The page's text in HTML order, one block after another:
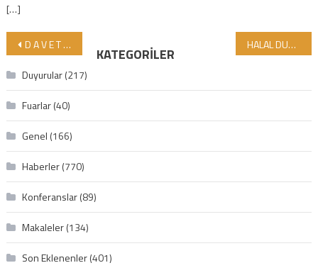
[…]
Yazı gezinmesi
D A V E T L İ S İ N İ Z! HALAL DUNYA MARKETLERİNİN TÜRKİYE’DEKİ HACMİ HER GEÇEN GÜN ARTMAKTADIR
KATEGORILER
Duyurular(217)
Fuarlar(40)
Genel (166)
Haberler(770)
Konferanslar(89)
Makaleler(134)
Son Eklenenler(401)